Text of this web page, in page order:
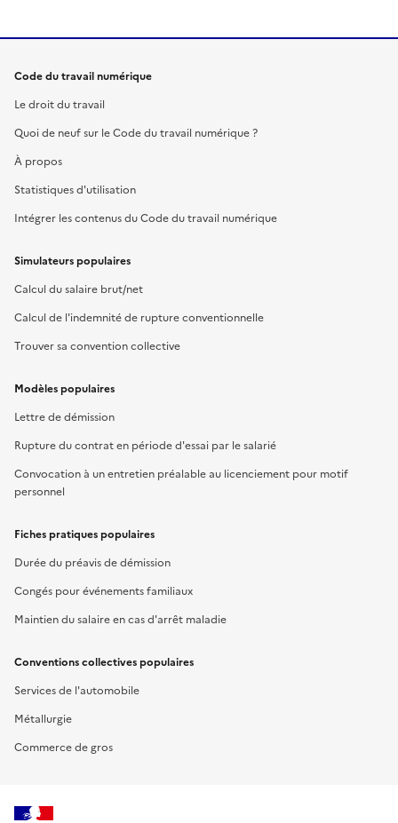
Code du travail numérique
Le droit du travail
Quoi de neuf sur le Code du travail numérique ?
À propos
Statistiques d'utilisation
Intégrer les contenus du Code du travail numérique
Simulateurs populaires
Calcul du salaire brut/net
Calcul de l'indemnité de rupture conventionnelle
Trouver sa convention collective
Modèles populaires
Lettre de démission
Rupture du contrat en période d'essai par le salarié
Convocation à un entretien préalable au licenciement pour motif
personnel
Fiches pratiques populaires
Durée du préavis de démission
Congés pour événements familiaux
Maintien du salaire en cas d'arrêt maladie
Conventions collectives populaires
Services de l'automobile
Métallurgie
Commerce de gros